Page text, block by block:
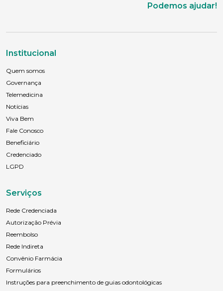
Podemos ajudar!
Institucional
Quem somos
Governança
Telemedicina
Notícias
Viva Bem
Fale Conosco
Beneficiário
Credenciado
LGPD
Serviços
Rede Credenciada
Autorização Prévia
Reembolso
Rede Indireta
Convênio Farmácia
Formulários
Instruções para preenchimento de guias odontológicas